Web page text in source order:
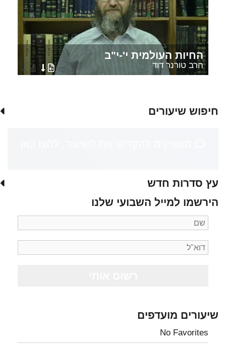
החיות העולמית י'-י"ב
הרב טורנר דוד
חיפוש שיעורים
עץ סדרות חדש
הירשמו למייל השבועי שלנו
שיעורים מועדפים
No Favorites